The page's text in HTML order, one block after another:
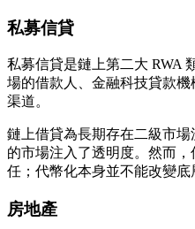
私募信貸
私募信貸是鏈上第二大 RWA
場的借款人、金融科技貸款
渠道。
鏈上借貸為長期存在二級市
的市場注入了透明度。然而
任；代幣化本身並不能改變底
房地產